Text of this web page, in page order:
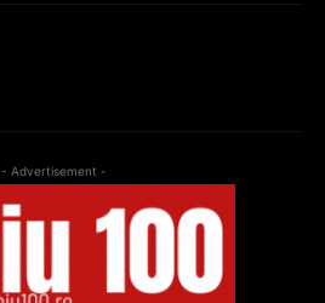
- Advertisement -